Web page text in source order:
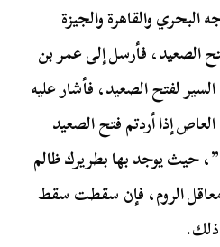
والقاهرة والجيزة
الصعيد، فأرسل إلى عمر بن
لفتح الصعيد، فأشار عليه
إذا أردتم فتح الصعيد
حيث يوجد بها بطريرك ظالم
الروم، فإن سقطت سقط
ذلك.